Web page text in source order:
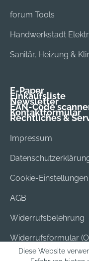
forum Tools
Handwerkstadt
Sanitär, Heizung &
E-Paper
Einkaufsliste
Newsletter
EAN-Code
Kontaktformular
Rechtliches &
Impressum
Cookie-
AGB
Widerrufsbelehrung
Widerrufsformular
Versand & Bezahlung
Diese Website